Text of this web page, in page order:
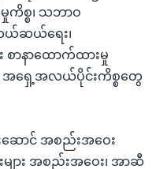
ကိစ္စ၊ သဘာဝ
ယ်ဆယ်ရေး၊
စာနာထောက်ထားမှု
အရှေ့အလယ်ပိုင်းကိစ္စတွေ
ောင် အစည်းအဝေး
များ အစည်းအဝေး၊ အာဆီ